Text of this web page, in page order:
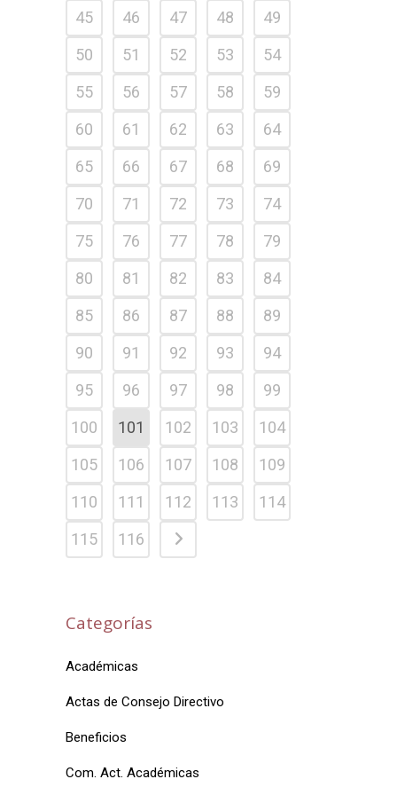
45 46 47 48
49
50
51 52 53
54
55
56 57 58
59
60
61 62 63
64
65
66 67 68
69
70
71 72 73
74
75
76 77 78
79
80
81 82 83
84
85
86 87 88
89
90
91 92 93
94
95
96 97 98
99
100
101 102 103
104
105
106 107 108
109
110
111 112 113
114
115
116
Categorías
Académicas
Actas de Consejo Directivo
Beneficios
Com. Act. Académicas